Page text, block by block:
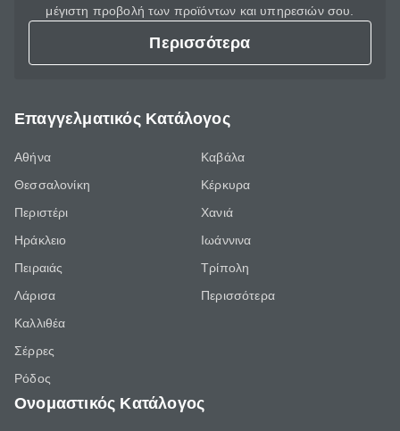
μέγιστη προβολή των προϊόντων και υπηρεσιών σου.
Περισσότερα
Επαγγελματικός Κατάλογος
Αθήνα
Θεσσαλονίκη
Περιστέρι
Ηράκλειο
Πειραιάς
Λάρισα
Καλλιθέα
Σέρρες
Ρόδος
Καβάλα
Κέρκυρα
Χανιά
Ιωάννινα
Τρίπολη
Περισσότερα
Ονομαστικός Κατάλογος